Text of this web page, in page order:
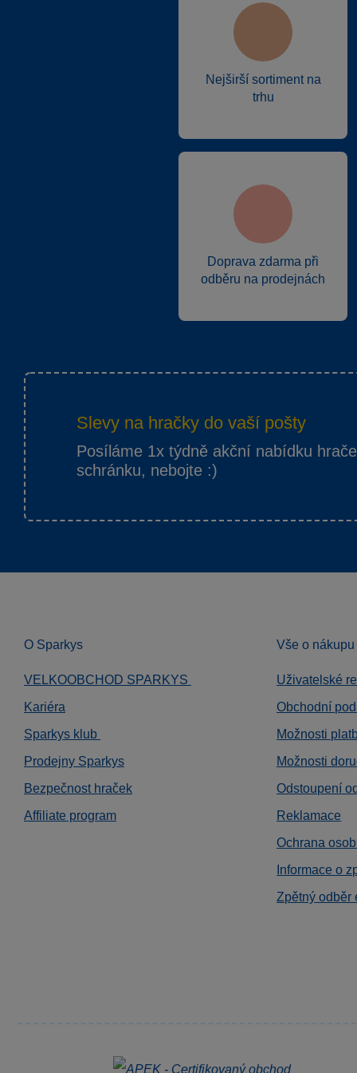
Nejširší sortiment na
trhu
Doprava zdarma při
odběru na prodejnách
Slevy na hračky do vaší pošty
Posíláme 1x týdně akční nabídku
schránku, nebojte :)
O Sparkys
VELKOOBCHOD SPARKYS
Kariéra
Sparkys klub
Prodejny Sparkys
Bezpečnost hraček
Affiliate program
Vše o nákupu
Uživatelské
Obchodní
Možnosti
Možnosti
Odstoupení
Reklamace
Ochrana
Informace o
Zpětný odběr